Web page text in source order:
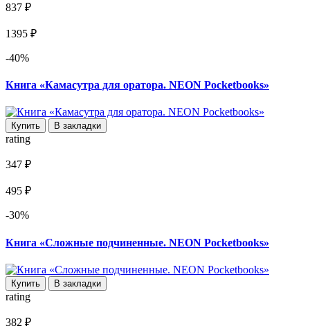
837 ₽
1395 ₽
-40%
Книга «Камасутра для оратора. NEON Pocketbooks»
Купить В закладки
rating
347 ₽
495 ₽
-30%
Книга «Сложные подчиненные. NEON Pocketbooks»
Купить В закладки
rating
382 ₽